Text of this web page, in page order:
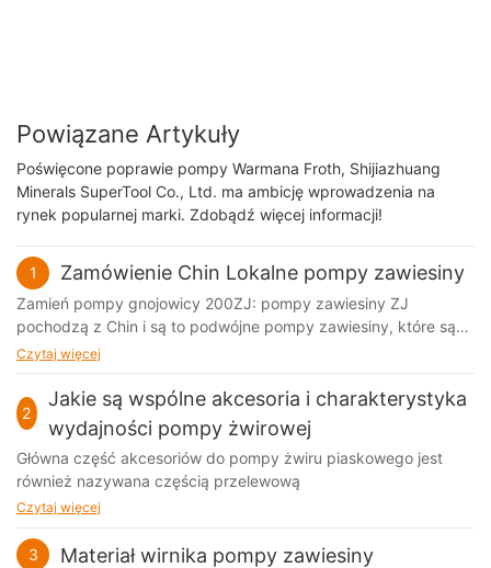
Powiązane Artykuły
Poświęcone poprawie pompy Warmana Froth, Shijiazhuang
Minerals SuperTool Co., Ltd. ma ambicję wprowadzenia na
rynek popularnej marki. Zdobądź więcej informacji!
1 Zamówienie Chin Lokalne pompy zawiesiny
Zamień pompy gnojowicy 200ZJ: pompy zawiesiny ZJ
pochodzą z Chin i są to podwójne pompy zawiesiny, które są
szeroko stosowane w wydobywaniu, elektrowniach i roślinach
Czytaj więcej
2
Jakie są wspólne akcesoria i charakterystyka
wydajności pompy żwirowej
Główna część akcesoriów do pompy żwiru piaskowego jest
również nazywana częścią przelewową
Czytaj więcej
3 Materiał wirnika pompy zawiesiny